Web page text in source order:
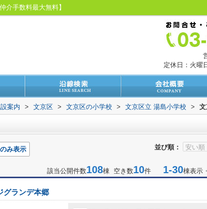
介手数料最大無料】
定休日：火曜
案内 > 文京区 > 文京区の小学校 > 文京区立 湯島小学校 >
並び順：
み表示
該当公開件数108棟 空き数10件 1-30棟表示
グランデ本郷